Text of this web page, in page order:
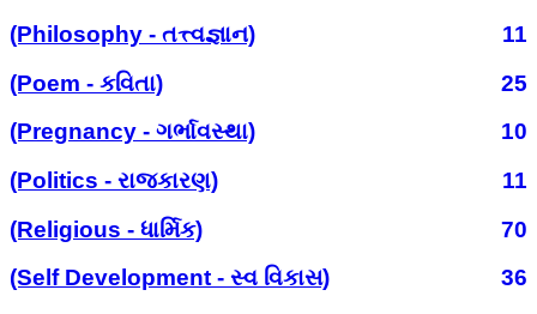
(Philosophy - તત્ત્વજ્ઞાન)
11
(Poem - કવિતા)
25
(Pregnancy - ગર્ભાવસ્થા)
10
(Politics - રાજકારણ)
11
(Religious - ધાર્મિક)
70
(Self Development - સ્વ વિકાસ)
36